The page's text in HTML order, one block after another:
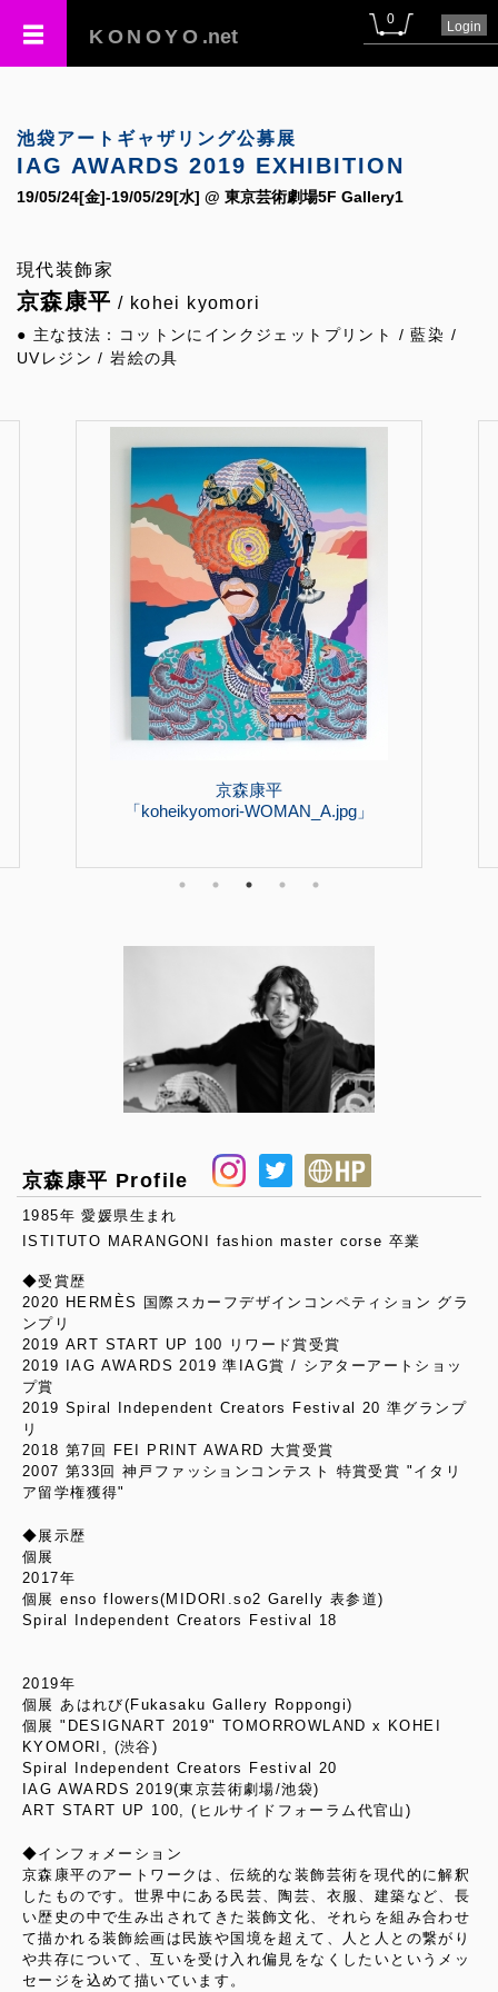
KONOYO .net
0 Login
池袋アートギャザリング公募展
IAG AWARDS 2019 EXHIBITION
19/05/24[金]-19/05/29[水] @ 東京芸術劇場5F Gallery1
現代装飾家
京森康平 / kohei kyomori
● 主な技法：コットンにインクジェットプリント / 藍染 /
UVレジン / 岩絵の具
京森康平
「koheikyomori-WOMAN_A.jpg」
京森康平 Profile
1985年 愛媛県生まれ
ISTITUTO MARANGONI fashion master corse 卒業
◆受賞歴
2020 HERMÈS 国際スカーフデザインコンペティション グラ
ンプリ
2019 ART START UP 100 リワード賞受賞
2019 IAG AWARDS 2019 準IAG賞 / シアターアートショッ
プ賞
2019 Spiral Independent Creators Festival 20 準グランプ
リ
2018 第7回 FEI PRINT AWARD 大賞受賞
2007 第33回 神戸ファッションコンテスト 特賞受賞 "イタリ
ア留学権獲得"
◆展示歴
個展
2017年
個展 enso flowers(MIDORI.so2 Garelly 表参道)
Spiral Independent Creators Festival 18
2019年
個展 あはれび(Fukasaku Gallery Roppongi)
個展 "DESIGNART 2019" TOMORROWLAND x KOHEI
KYOMORI, (渋谷)
Spiral Independent Creators Festival 20
IAG AWARDS 2019(東京芸術劇場/池袋)
ART START UP 100, (ヒルサイドフォーラム代官山)
◆インフォメーション
京森康平のアートワークは、伝統的な装飾芸術を現代的に解釈
したものです。世界中にある民芸、陶芸、衣服、建築など、長
い歴史の中で生み出されてきた装飾文化、それらを組み合わせ
て描かれる装飾絵画は民族や国境を超えて、人と人との繋がり
や共存について、互いを受け入れ偏見をなくしたいというメッ
セージを込めて描いています。